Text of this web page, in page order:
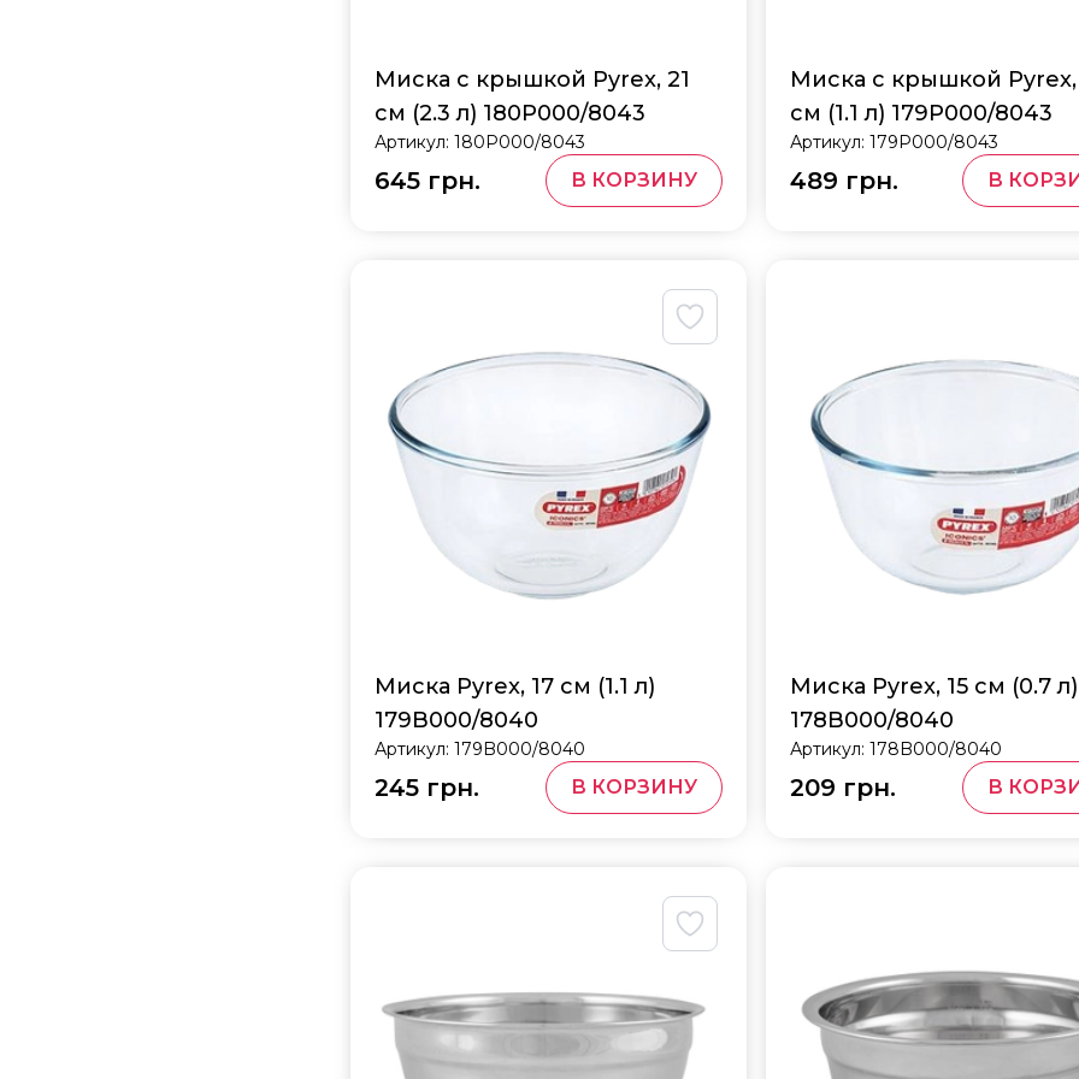
Миска с крышкой Pyrex, 21
см (2.3 л) 180P000/8043
Артикул: 180P000/8043
645 грн. В КОРЗИНУ
Миска с крышкой Pyrex,
см (1.1 л) 179P000/8043
Артикул:179P000/8043
489 грн. В
Миска Pyrex, 17 см (1.1 л)
179B000/8040
Артикул: 179B000/8040
245 грн. В КОРЗИНУ
Миска Pyrex, 15 см (0.7 л)
178B000/8040
Артикул:178B000/8040
209 грн. В